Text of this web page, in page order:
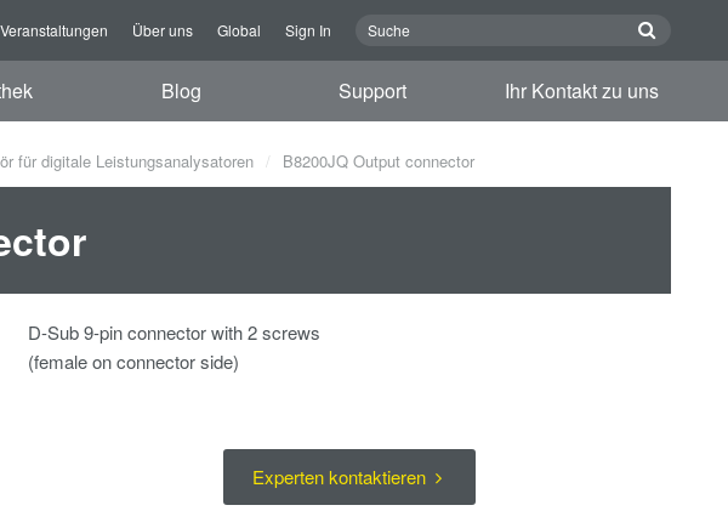
Über uns Global Sign In
Blog Support Ihr Kontakt zu uns
für digitale Leistungsanalysatoren B8200JQ Output connector
D-Sub 9-pin connector with 2 screws
(female on connector side)
Experten kontaktieren